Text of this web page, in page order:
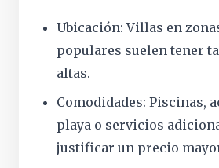
Ubicación: Villas en
populares suelen tener
altas.
Comodidades: Piscinas,
playa o servicios
justificar un precio